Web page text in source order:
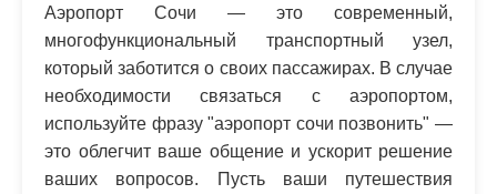
Аэропорт Сочи — это современный,
многофункциональный транспортный узел,
который заботится о своих пассажирах. В случае
необходимости связаться с аэропортом,
используйте фразу "аэропорт сочи позвонить" —
это облегчит ваше общение и ускорит решение
ваших вопросов. Пусть ваши путешествия